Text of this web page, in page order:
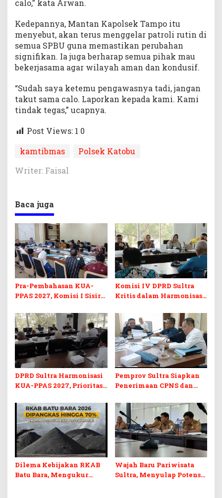
calo,” kata Arwan.
Kedepannya, Mantan Kapolsek Tampo itu
menyebut, akan terus menggelar patroli rutin di
semua SPBU guna memastikan perubahan
signifikan. Ia juga berharap semua pihak mau
bekerjasama agar wilayah aman dan kondusif.
“Sudah saya ketemu pengawasnya tadi, jangan
takut sama calo. Laporkan kepada kami. Kami
tindak tegas,” ucapnya.
Post Views: 1 0
kamtibmas
Polsek Katobu
Writer: Faisal
Baca juga
Pra-Pembahasan KUA-
PPAS 2027, Komisi I Sisir
Berkelanjutan
Komisi IV DPRD Sultra
Kritis dalam Harmonisasi
Perubahan APBD 2026
DPRD Sultra Harmonisasi
KUA-PPAS 2027, Prioritas
dan Pelunasan Utang
Infrastruktur
Pemprov Sultra Siapkan
Penerimaan CPNS dan
Desak Formasi Disabilitas
Dilema Kebijakan RKAB
Batu Bara, Mengukur
Wajah Baru Pariwisata
Sultra, Menyulap Potensi